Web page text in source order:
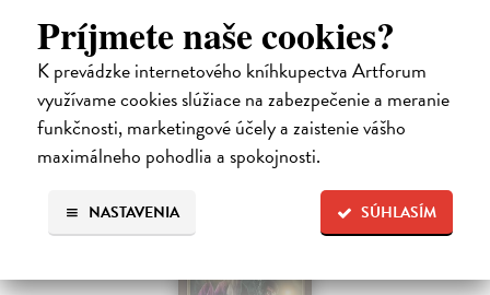
Príjmete naše cookies?
K prevádzke internetového kníhkupectva Artforum
využívame cookies slúžiace na zabezpečenie a meranie
funkčnosti, marketingové účely a zaistenie vášho
maximálneho pohodlia a spokojnosti.
SÚHLASÍM
NASTAVENIA
E-KNIHA